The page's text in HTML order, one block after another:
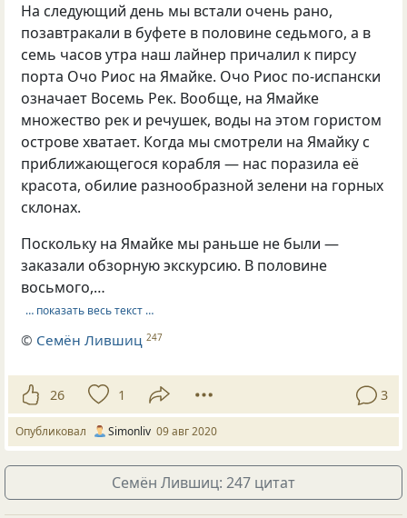
На следующий день мы встали очень рано,
позавтракали в буфете в половине седьмого, а в
семь часов утра наш лайнер причалил к пирсу
порта Очо Риос на Ямайке. Очо Риос по-испански
означает Восемь Рек. Вообще, на Ямайке
множество рек и речушек, воды на этом гористом
острове хватает. Когда мы смотрели на Ямайку с
приближающегося корабля — нас поразила её
красота, обилие разнообразной зелени на горных
склонах.
Поскольку на Ямайке мы раньше не были —
заказали обзорную экскурсию. В половине
восьмого,…
… показать весь текст …
© Семён Лившиц 247
26 1 3
Опубликовал Simonliv 09 авг 2020
Семён Лившиц: 247 цитат